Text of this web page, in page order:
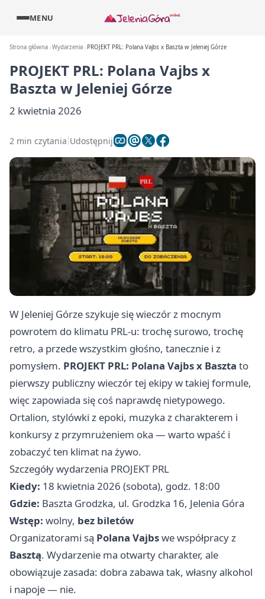
MENU
Strona główna Wydarzenia PROJEKT PRL: Polana Vajbs x Baszta w Jeleniej Górze
PROJEKT PRL: Polana Vajbs x
Baszta w Jeleniej Górze
2 kwietnia 2026
2 min czytania Udostępnij
W Jeleniej Górze szykuje się wieczór z mocnym
powrotem do klimatu PRL-u: trochę surowo, trochę
retro, a przede wszystkim głośno, tanecznie i z
pomysłem. PROJEKT PRL: Polana Vajbs x Baszta to
pierwszy publiczny wieczór tej ekipy w takiej formule,
więc zapowiada się coś naprawdę nietypowego.
Ortalion, stylówki z epoki, muzyka z charakterem i
konkursy z przymrużeniem oka — warto wpaść i
zobaczyć ten klimat na żywo.
Szczegóły wydarzenia PROJEKT PRL
Kiedy: 18 kwietnia 2026 (sobota), godz. 18:00
Gdzie: Baszta Grodzka, ul. Grodzka 16, Jelenia Góra
Wstęp: wolny, bez biletów
Organizatorami są Polana Vajbswe współpracy z
Basztą. Wydarzenie ma otwarty charakter, ale
obowiązuje zasada: dobra zabawa tak, własny alkohol
i napoje — nie.